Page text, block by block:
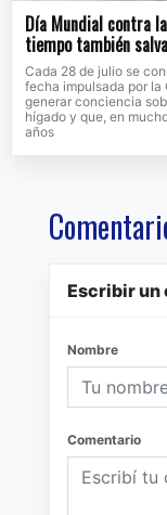
Día Mundial contra
tiempo también
Cada 28 de julio se
fecha impulsada por la
generar conciencia
hígado y que, en
años
Escribir un
Nombre
Comentario